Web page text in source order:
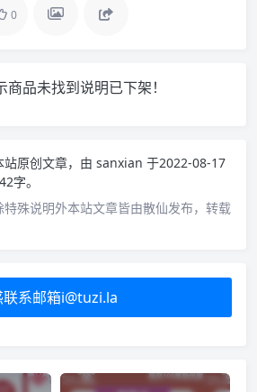
0
品未找到说明已下架！
站原创文章，由 sanxian 于2022-08-17
字。
特殊说明外本站文章皆由散仙发布，转载
系邮箱i@tuzi.la